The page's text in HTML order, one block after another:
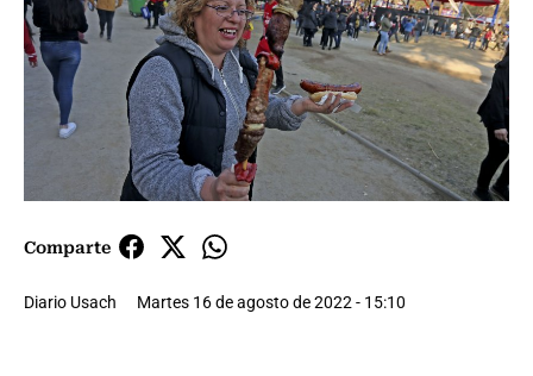
Comparte
Diario Usach Martes 16 de agosto de 2022 - 15:10